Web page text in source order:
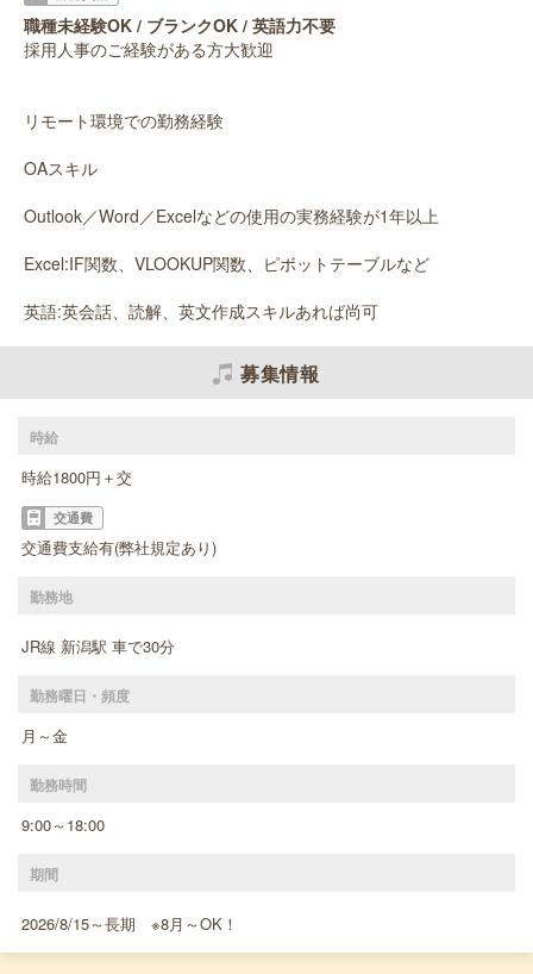
職種未経験OK / ブランクOK / 英語力不要
採用人事のご経験がある方大歓迎
リモート環境での勤務経験
OAスキル
Outlook／Word／Excelなどの使用の実務経験が1年以上
Excel:IF関数、VLOOKUP関数、ピボットテーブルなど
英語:英会話、読解、英文作成スキルあれば尚可
募集情報
時給
時給1800円＋交
交通費
交通費支給有(弊社規定あり)
勤務地
JR線 新潟駅 車で30分
勤務曜日・頻度
月～金
勤務時間
9:00～18:00
期間
2026/8/15～長期 ※8月～OK！